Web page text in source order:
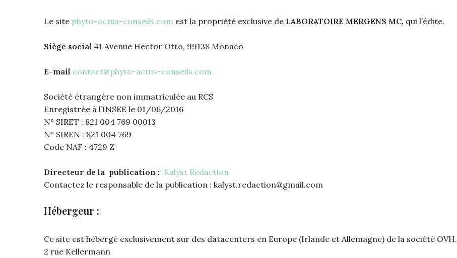
Le site phyto-actus-conseils.com est la propriété exclusive de LABORATOIRE MERGENS MC, qui l’édite.
Siège social 41 Avenue Hector Otto, 99138 Monaco
E-mail contact@phyto-actus-conseils.com
Société étrangère non immatriculée au RCS
Enregistrée à l’INSEE le 01/06/2016
N° SIRET : 821 004 769 00013
N° SIREN : 821 004 769
Code NAF : 4729 Z
Directeur de la publication : Kalyst Redaction
Contactez le responsable de la publication : kalyst.redaction@gmail.com
Hébergeur :
Ce site est hébergé exclusivement sur des datacenters en Europe (Irlande et Allemagne) de la société OVH.
2 rue Kellermann